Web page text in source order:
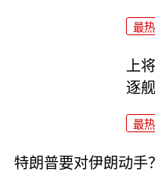
最热
上
逐
最热
特朗普要对伊朗动手